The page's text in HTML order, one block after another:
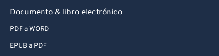
Documento & libro electrónico
PDF a WORD
EPUB a PDF